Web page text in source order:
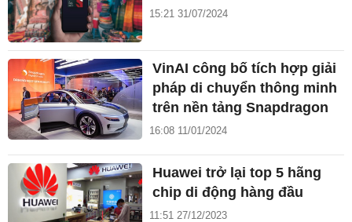
15:21 31/07/2024
VinAI công bố tích hợp giải
pháp di chuyển thông minh
trên nền tảng Snapdragon
16:08 11/01/2024
Huawei trở lại top 5 hãng
chip di động hàng đầu
11:51 27/12/2023